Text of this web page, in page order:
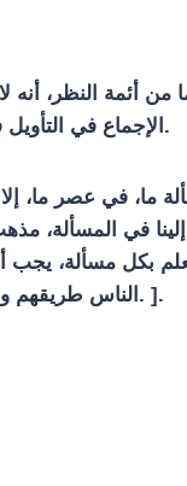
من أئمة النظر،
الإجماع في التأويل في أمثال هذه الأشياء.
ما، في عصر ما،
في المسألة،
بكل مسألة، يجب
الناس طريقهم واحد في علم الشريعة. ].